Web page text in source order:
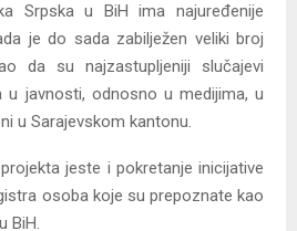
Srpska u BiH ima najuređenije
je do sada zabilježen veliki broj
da su najzastupljeniji slučajevi
u javnosti, odnosno u medijima, u
u Sarajevskom kantonu.
jeste i pokretanje inicijative
osoba koje su prepoznate kao
BiH.